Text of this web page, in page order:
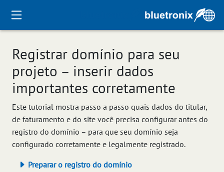
Registrar domínio para seu
projeto – inserir dados
importantes corretamente
Este tutorial mostra passo a passo quais dados do titular,
de faturamento e do site você precisa configurar antes do
registro do domínio – para que seu domínio seja
configurado corretamente e legalmente registrado.
Preparar o registro do domínio